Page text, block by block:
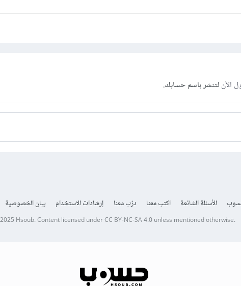
الآنلتنشر باسم حسابك.
الأسئلة الشائعة اكتب معنا درّب معنا إرشادات الاستخدام بيان الخصوصية
Hsoub.Content licensed underCC BY-NC-SA 4.0unless mentioned otherwise.